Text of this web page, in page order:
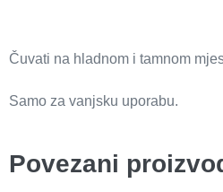
Čuvati na hladnom i tamnom
Samo za vanjsku uporabu.
Povezani